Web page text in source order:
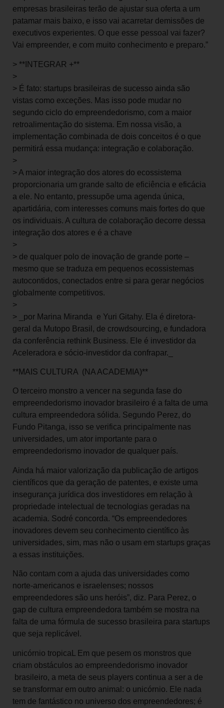
empresas brasileiras terão de ajustar sua oferta a um
patamar mais baixo, e isso vai acarretar demissões de
executivos experientes. O que esse pessoal vai fazer?
Vai empreender, e com muito conhecimento e preparo.”
> **INTEGRAR +**
>
> É fato: startups brasileiras de sucesso ainda são
vistas como exceções. Mas isso pode mudar no
segundo ciclo do empreendedorismo, com a maior
retroalimentação do sistema. Em nossa visão, a
implementação combinada de dois conceitos é o que
permitirá essa mudança: integração e colaboração.
>
> A maior integração dos atores do ecossistema
proporcionaria um grande salto de eficiência e eficácia
a ele. No entanto, pressupõe uma agenda única,
apartidária, com interesses comuns mais fortes do que
os individuais. A cultura de colaboração decorre dessa
integração dos atores e é a chave
>
> de qualquer polo de inovação de grande porte –
mesmo que se traduza em pequenos ecossistemas
autocontidos, conectados entre si para gerar negócios
globalmente competitivos.
>
> _por Marina Miranda e Yuri Gitahy. Ela é diretora-
geral da Mutopo Brasil, de crowdsourcing, e fundadora
da conferência rethink Business. Ele é investidor da
Aceleradora e sócio-investidor da confrapar._
**MAIS CULTURA (NA ACADEMIA)**
O terceiro monstro a vencer na segunda fase do
empreendedorismo inovador brasileiro é a falta de uma
cultura empreendedora sólida. Segundo Perez, do
Fundo Pitanga, isso se verifica principalmente nas
universidades, um ator importante para o
empreendedorismo inovador de qualquer país.
Ainda há maior valorização da publicação de artigos
científicos que da geração de patentes, e existe uma
insegurança jurídica dos investidores em relação à
propriedade intelectual de tecnologias geradas na
academia. Sodré concorda. “Os empreendedores
inovadores devem seu conhecimento científico às
universidades, sim, mas não o usam em startups graças
a essas instituições.
Não contam com a ajuda das universidades como
norte-americanos e israelenses; nossos
empreendedores são uns heróis”, diz. Para Perez, o
gap de cultura empreendedora também se mostra na
falta de uma fórmula de sucesso brasileira para startups
que seja replicável.
unicórnio tropicaL Em que pesem os monstros que
criam obstáculos ao empreendedorismo inovador
brasileiro, a meta de seus players continua a ser a de
se transformar em outro animal: o unicórnio. Ele nada
tem de fantástico no universo dos empreendedores; é